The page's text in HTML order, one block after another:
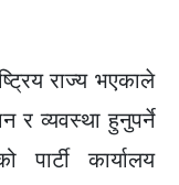
राज्य भएकाले
र व्यवस्था हुनुपर्ने
कार्यालय